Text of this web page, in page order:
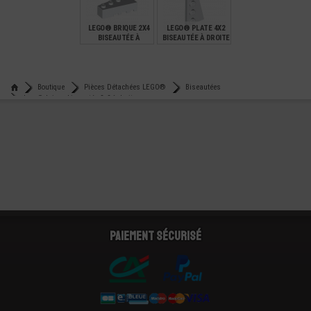
LEGO® BRIQUE 2X4
BISEAUTÉE À
LEGO® PLATE 4X2
BISEAUTÉE À DROITE
Boutique
Pièces Détachées LEGO®
Biseautées
Lego® brique biseautée 3x2 à droite
Paiement sécurisé